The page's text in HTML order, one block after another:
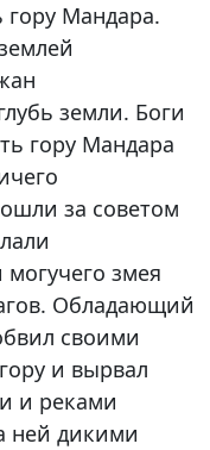
гору Мандара.
земли. Боги
гору Мандара
за советом
змея
Обладающий
своими
и вырвал
и реками
ней дикими